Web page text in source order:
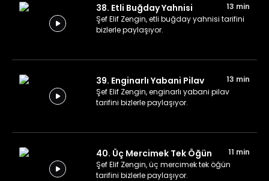
38. Etli Buğday Yahnisi
13 min
Şef Elif Zengin, etli buğday yahnisi tarifini
bizlerle paylaşıyor.
39. Enginarlı Yabani Pilav
13 min
Şef Elif Zengin, enginarlı yabani pilav
tarifini bizlerle paylaşıyor.
40. Üç Mercimek Tek Öğün
11 min
Şef Elif Zengin, üç mercimek tek öğün
tarifini bizlerle paylaşıyor.